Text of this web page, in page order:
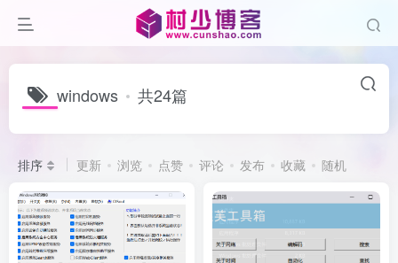
windows 共24篇
排序 更新 浏览 点赞 评论 发布 收藏 随机